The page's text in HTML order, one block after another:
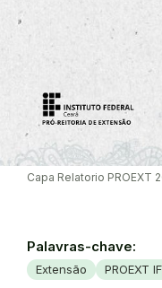
Capa Relatorio PROEXT
Palavras-chave:
Extensão PROEXT